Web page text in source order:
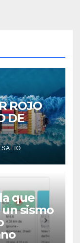
ROJO
DE
que
sismo